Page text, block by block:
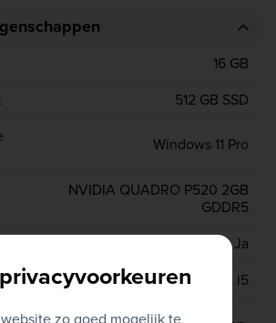
16 GB
512 GB SSD
Windows 11 Pro
NVIDIA QUADRO P520 2GB
GDDR5
Ja
CORE i5
zo goed mogelijk te